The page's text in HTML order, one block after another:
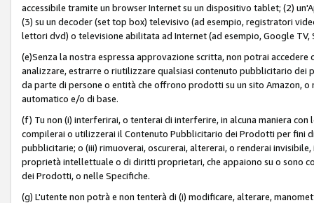
accessibile tramite un browser Internet su un dispositivo tablet; (2)
(3) su un decoder (set top box) televisivo (ad esempio, registratori
lettori dvd) o televisione abilitata ad Internet (ad esempio, Google TV,
(e)Senza la nostra espressa approvazione scritta, non potrai
analizzare, estrarre o riutilizzare qualsiasi contenuto pubblicitario
da parte di persone o entità che offrono prodotti su un sito Amazon,
automatico e/o di base.
(f) Tu non (i) interferirai, o tenterai di interferire, in alcuna maniera
compilerai o utilizzerai il Contenuto Pubblicitario dei Prodotti per
pubblicitarie; o (iii) rimuoverai, oscurerai, altererai, o renderai
proprietà intellettuale o di diritti proprietari, che appaiono su o sono
dei Prodotti, o nelle Specifiche.
(g) L'utente non potrà e non tenterà di (i) modificare, alterare,